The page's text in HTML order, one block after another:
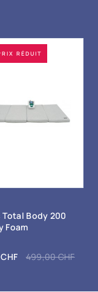
panierBody 200
Foam
Prix de base
499,00 CHF
RÉDUIT